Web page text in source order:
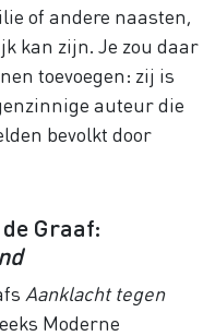
of andere naasten,
kan zijn. Je zou daar
toevoegen: zij is
auteur die
bevolkt door
Graaf:
Aanklacht tegen
Moderne